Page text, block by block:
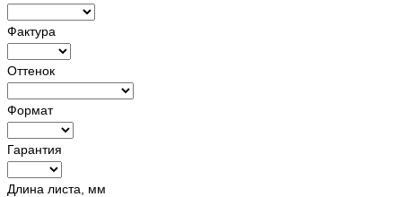
Фактура
Оттенок
Формат
Гарантия
Длина листа, мм